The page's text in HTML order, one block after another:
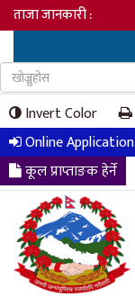
ताजा जानकारी :
Invert Color
Online Application
कूल प्राप्ताङक हेर्ने